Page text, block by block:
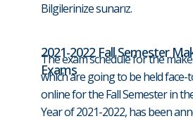
Bilgilerinize sunarız.
2021-2022 Fall Semester
Exams
The exam schedule for the
which are going to be held face-
online for the Fall Semester in
Year of 2021-2022, has been